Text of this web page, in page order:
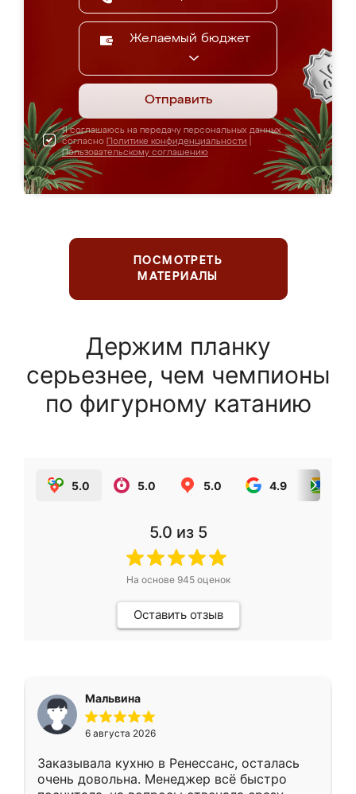
Желаемый бюджет
Отправить
Я соглашаюсь на передачу персональных данных
согласно Политике конфиденциальности
Пользовательскому соглашению
ПОСМОТРЕТЬ
МАТЕРИАЛЫ
Держим планку
серьезнее, чем чемпионы
по фигурному катанию
5.0 5.0 5.0 4.9
5.0 из 5
На основе 945оценок
Оставить отзыв
Мальвина
6 августа 2026
Заказывала кухню в Ренессанс, осталась
очень довольна. Менеджер всё быстро